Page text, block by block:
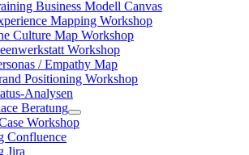
Business Modell Canvas
Mapping Workshop
Culture Map Workshop
Workshop
/ Empathy Map
Positioning Workshop
Analysen
Beratung
Workshop
Confluence
Jira